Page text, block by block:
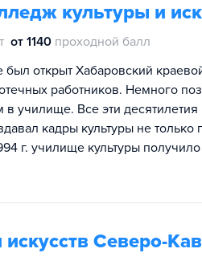
культуры и
от 1140 проходной балл
открыт Хабаровский
работников. Немного
в училище. Все эти
кадры культуры не только
г. училище культуры
Северо-